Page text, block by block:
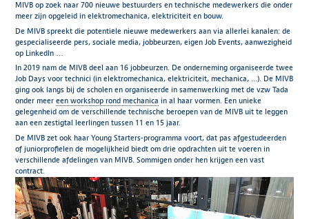
MIVB op zoek naar 700 nieuwe bestuurders en technische medewerkers die onder
meer zijn opgeleid in elektromechanica, elektriciteit en bouw.
De MIVB spreekt die potentiële nieuwe medewerkers aan via allerlei kanalen: de
gespecialiseerde pers, sociale media, jobbeurzen, eigen Job Events, aanwezigheid
op LinkedIn …
In 2019 nam de MIVB deel aan 16 jobbeurzen. De onderneming organiseerde twee
Job Days voor technici (in elektromechanica, elektriciteit, mechanica, ...). De MIVB
ging ook langs bij de scholen en organiseerde in samenwerking met de vzw Tada
onder meer een workshop rond mechanica in al haar vormen. Een unieke
gelegenheid om de verschillende technische beroepen van de MIVB uit te leggen
aan een zestigtal leerlingen tussen 11 en 15 jaar.
De MIVB zet ook haar Young Starters-programma voort, dat pas afgestudeerden
of juniorprofielen de mogelijkheid biedt om drie opdrachten uit te voeren in
verschillende afdelingen van MIVB. Sommigen onder hen krijgen een vast
contract.